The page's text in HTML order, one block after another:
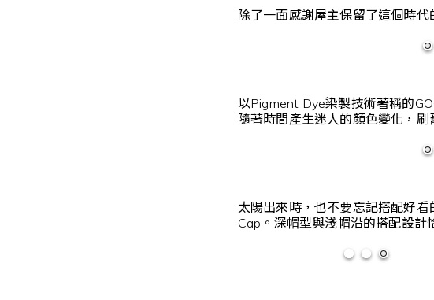
除了一面感謝屋主保留了這個時
以Pigment Dye染製技術著稱的
隨著時間產生迷人的顏色變化，
太陽出來時，也不要忘記搭配好
Cap。深帽型與淺帽沿的搭配設計